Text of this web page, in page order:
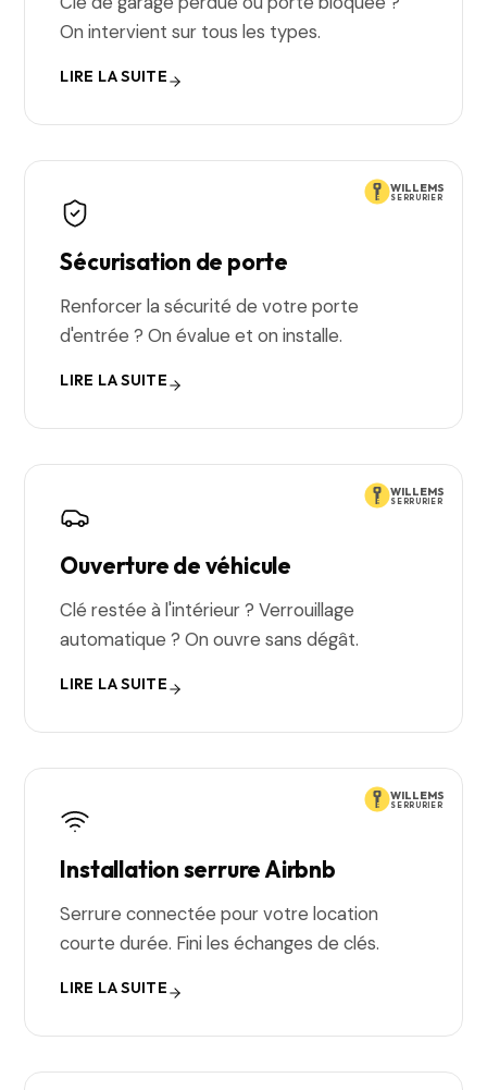
On intervient sur tous les types.
LIRE LA SUITE
WILLEMS
SERRURIER
Sécurisation de porte
Renforcer la sécurité de votre porte
d'entrée ? On évalue et on installe.
LIRE LA SUITE
WILLEMS
SERRURIER
Ouverture de véhicule
Clé restée à l'intérieur ? Verrouillage
automatique ? On ouvre sans dégât.
LIRE LA SUITE
WILLEMS
SERRURIER
Installation serrure Airbnb
Serrure connectée pour votre location
courte durée. Fini les échanges de clés.
LIRE LA SUITE